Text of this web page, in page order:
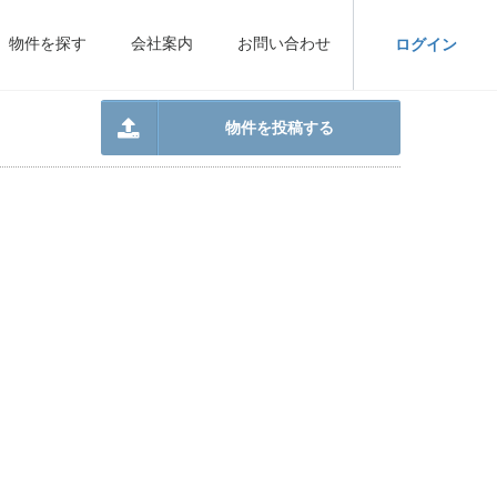
ログイン
物件を探す 会社案内 お問い合わせ
物件を投稿する